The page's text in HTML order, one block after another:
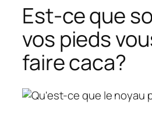
Est-ce que
vos pieds
faire caca?